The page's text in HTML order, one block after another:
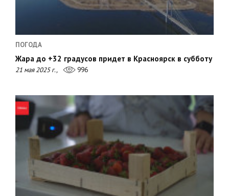
ПОГОДА
Жара до +32 градусов придет в Красноярск в субботу
21 мая 2025 г., 996